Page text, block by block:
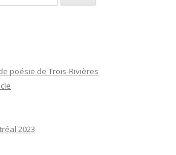
poésie de Trois-Rivières
2023